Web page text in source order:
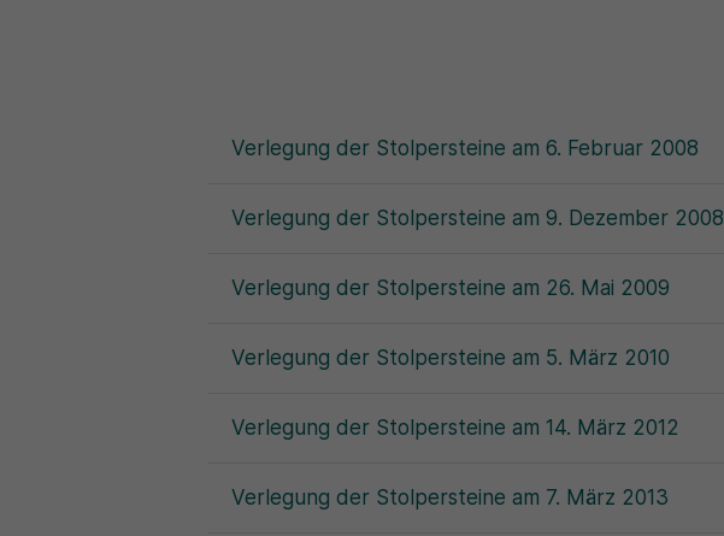
Verlegung der Stolpersteine am 6. Februar 2008
Verlegung der Stolpersteine am 9. Dezember 2008
Verlegung der Stolpersteine am 26. Mai 2009
Verlegung der Stolpersteine am 5. März 2010
Verlegung der Stolpersteine am 14. März 2012
Verlegung der Stolpersteine am 7. März 2013